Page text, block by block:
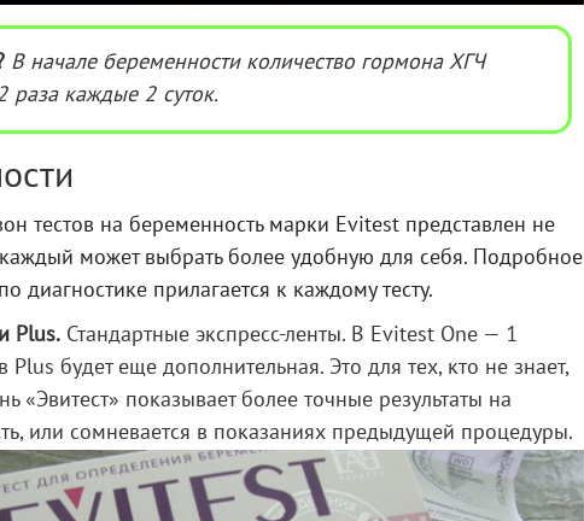
В начале беременности количество гормона ХГЧ
раза каждые 2 суток.
тестов на беременность марки Evitest представлен не
может выбрать более удобную для себя. Подробное
диагностике прилагается к каждому тесту.
Plus. Стандартные экспресс-ленты. В Evitest One — 1
Plus будет еще дополнительная. Это для тех, кто не знает,
«Эвитест» показывает более точные результаты на
или сомневается в показаниях предыдущей процедуры.